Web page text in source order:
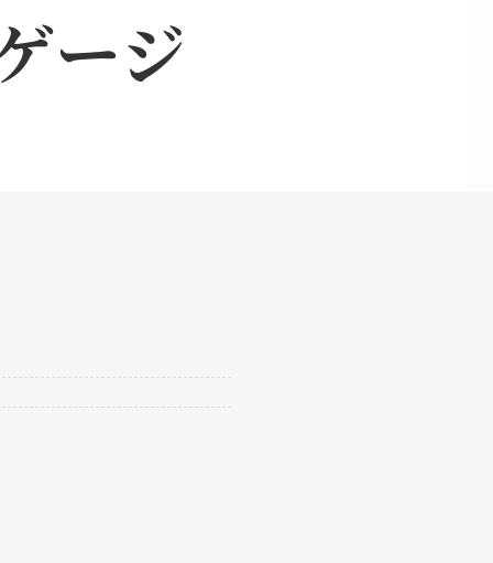
ージ